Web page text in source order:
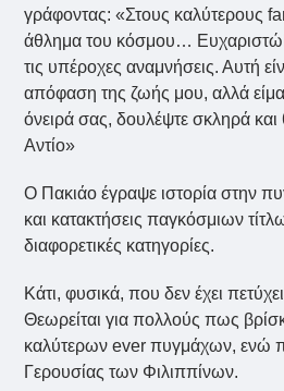
γράφοντας: «Στους καλύτερους
άθλημα του κόσμου…
τις υπέροχες αναμνήσεις. Αυτή
απόφαση της ζωής μου, αλλά
όνειρά σας, δουλέψτε σκληρά και
Αντίο»
Ο Πακιάο έγραψε ιστορία στην
και κατακτήσεις παγκόσμιων
διαφορετικές κατηγορίες.
Κάτι, φυσικά, που δεν έχει
Θεωρείται για πολλούς πως
καλύτερων ever πυγμάχων, ενώ
Γερουσίας των Φιλιππίνων.